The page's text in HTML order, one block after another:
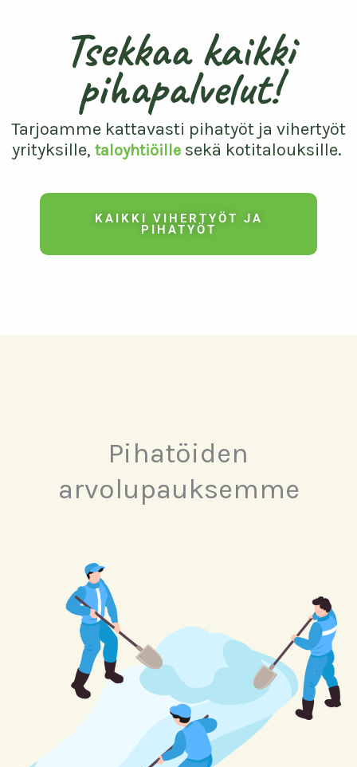
Tsekkaa kaikki
pihapalvelut!
Tarjoamme kattavasti pihatyöt ja vihertyöt
yrityksille, taloyhtiöillesekä kotitalouksille.
KAIKKI VIHERTYÖT JA
PIHATYÖT
Pihatöiden
arvolupauksemme